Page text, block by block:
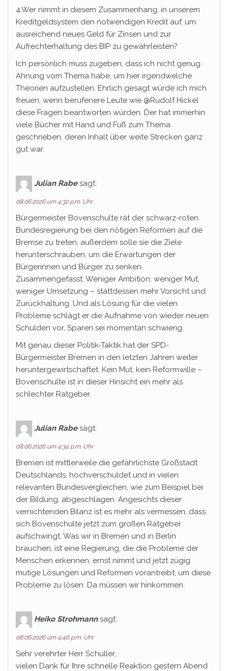
4.Wer nimmt in diesem Zusammenhang, in unserem
Kreditgeldsystem den notwendigen Kredit auf, um
ausreichend neues Geld für Zinsen und zur
Aufrechterhaltung des BIP zu gewährleisten?
Ich persönlich muss zugeben, dass ich nicht genug
Ahnung vom Thema habe, um hier irgendwelche
Theorien aufzustellen. Ehrlich gesagt würde ich mich
freuen, wenn berufenere Leute wie @Rudolf Hickel
diese Fragen beantworten würden. Der hat immerhin
viele Bücher mit Hand und Fuß zum Thema
geschrieben, deren Inhalt über weite Strecken ganz
gut war.
Julian Rabe sagt:
08.06.2026 um 4:32 p.m. Uhr
Bürgermeister Bovenschulte rät der schwarz-roten
Bundesregierung bei den nötigen Reformen auf die
Bremse zu treten, außerdem solle sie die Ziele
herunterschrauben, um die Erwartungen der
Bürgerinnen und Bürger zu senken.
Zusammengefasst: Weniger Ambition, weniger Mut,
weniger Umsetzung – stattdessen mehr Vorsicht und
Zurückhaltung. Und als Lösung für die vielen
Probleme schlägt er die Aufnahme von wieder neuen
Schulden vor, Sparen sei momentan schwierig.
Mit genau dieser Politik-Taktik hat der SPD-
Bürgermeister Bremen in den letzten Jahren weiter
heruntergewirtschaftet. Kein Mut, kein Reformwille –
Bovenschulte ist in dieser Hinsicht ein mehr als
schlechter Ratgeber.
Julian Rabe sagt:
08.06.2026 um 4:34 p.m. Uhr
Bremen ist mittlerweile die gefährlichste Großstadt
Deutschlands, hochverschuldet und in vielen
relevanten Bundesvergleichen, wie zum Beispiel bei
der Bildung, abgeschlagen. Angesichts dieser
vernichtenden Bilanz ist es mehr als vermessen, dass
sich Bovenschulte jetzt zum großen Ratgeber
aufschwingt. Was wir in Bremen und in Berlin
brauchen, ist eine Regierung, die die Probleme der
Menschen erkennen, ernst nimmt und jetzt zügig
mutige Lösungen und Reformen vorantreibt, um diese
Probleme zu lösen. Da müssen wir hinkommen.
Heiko Strohmann sagt:
08.06.2026 um 4:46 p.m. Uhr
Sehr verehrter Herr Schuller,
vielen Dank für Ihre schnelle Reaktion gestern Abend